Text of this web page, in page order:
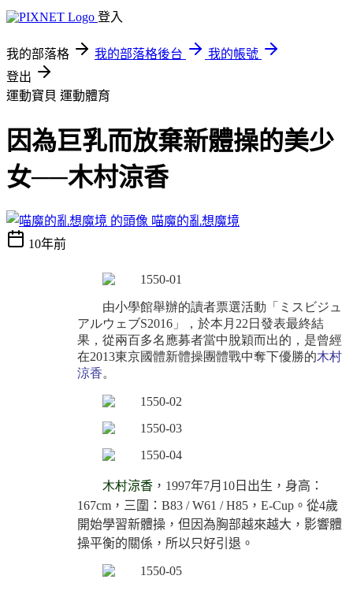
登入
我的部落格 我的部落格後台
我的帳號
登出
運動寶貝 運動體育
因為巨乳而放棄新體操的美少
女──木村涼香
喵魔的亂想魔境
10年前
由小學館舉辦的讀者票選活動「ミスビジュ
アルウェブS2016 」，於本月 22 日發表最終結
果，從兩百多名應募者當中脫穎而出的，是曾經
在2013東京國體新體操團體戰中奪下優勝的木村
涼香。
木村涼香 ， 1997年7月 10 日出生，身高：
167cm ，三圍： B83 / W61 / H85，E-Cup 。從4歲
開始學習新體操，但因為胸部越來越大，影響體
操平衡的關係，所以只好引退。